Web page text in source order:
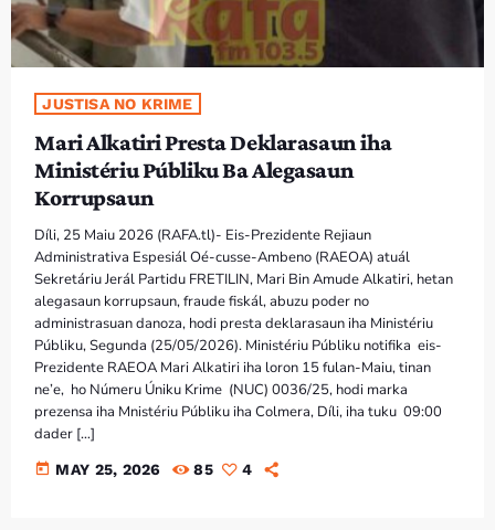
TÉTUM
TÉTUM
PORTUGUÊS
PRÓXIMOS PROGRAMAS
Bom dia RAFA
7:00 AM - 10:00 AM
Bom dia RAFA
7:00 AM - 9:00 AM
JUSTISA NO KRIME
Mari Alkatiri Presta Deklarasaun iha
Ministériu Públiku Ba Alegasaun
Korrupsaun
Díli, 25 Maiu 2026 (RAFA.tl)- Eis-Prezidente Rejiaun
Administrativa Espesiál Oé-cusse-Ambeno (RAEOA) atuál
Sekretáriu Jerál Partidu FRETILIN, Mari Bin Amude Alkatiri, hetan
alegasaun korrupsaun, fraude fiskál, abuzu poder no
administrasuan danoza, hodi presta deklarasaun iha Ministériu
Públiku, Segunda (25/05/2026). Ministériu Públiku notifika eis-
Prezidente RAEOA Mari Alkatiri iha loron 15 fulan-Maiu, tinan
ne’e, ho Númeru Úniku Krime (NUC) 0036/25, hodi marka
prezensa iha Mnistériu Públiku iha Colmera, Díli, iha tuku 09:00
dader […]
today MAY 25, 2026 85 4